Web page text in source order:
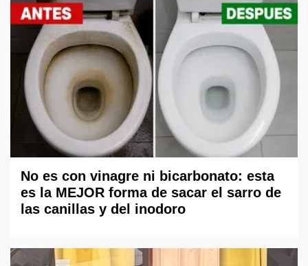
No es con vinagre ni bicarbonato: esta
es la MEJOR forma de sacar el sarro de
las canillas y del inodoro